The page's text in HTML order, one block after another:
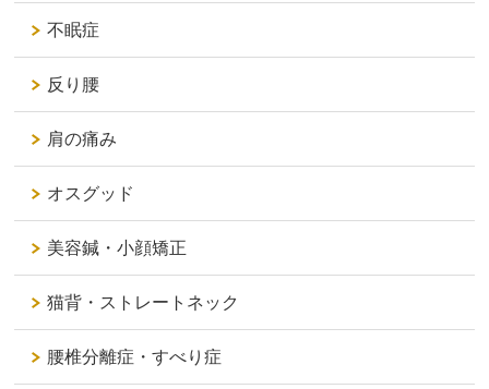
不眠症
反り腰
肩の痛み
オスグッド
美容鍼・小顔矯正
猫背・ストレートネック
腰椎分離症・すべり症